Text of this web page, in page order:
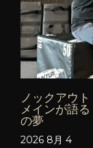
ノックアウ
メインが語
の夢
2026 8月 4